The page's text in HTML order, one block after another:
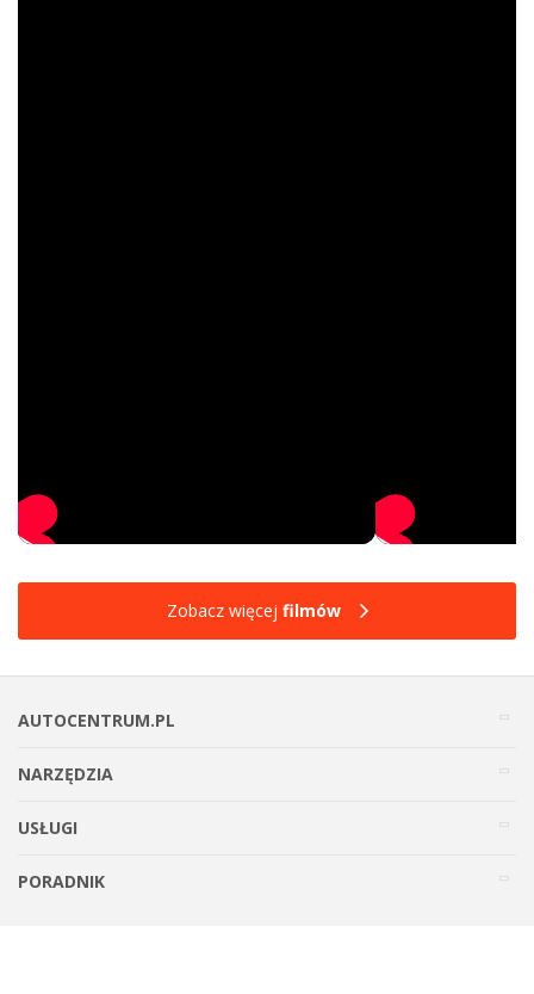
Zobacz więcej filmów
AUTOCENTRUM.PL
NARZĘDZIA
USŁUGI
PORADNIK